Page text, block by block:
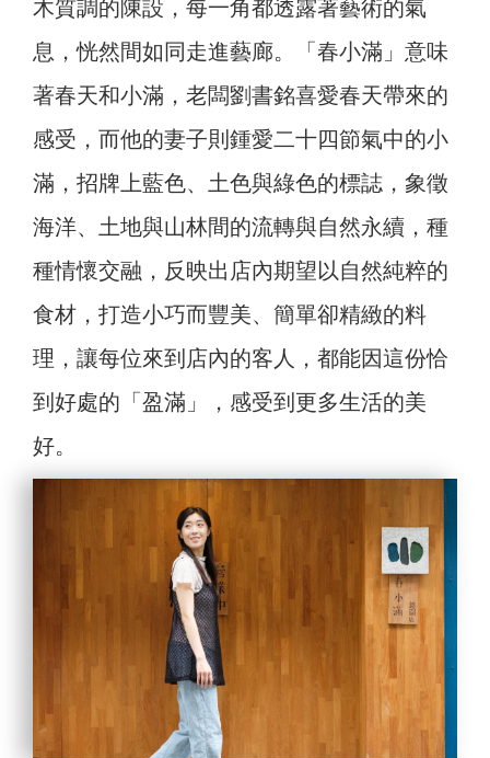
木質調的陳設，每一角都透露著藝術的氣
息，恍然間如同走進藝廊。「春小滿」意味
著春天和小滿，老闆劉書銘喜愛春天帶來的
感受，而他的妻子則鍾愛二十四節氣中的小
滿，招牌上藍色、土色與綠色的標誌，象徵
海洋、土地與山林間的流轉與自然永續，種
種情懷交融，反映出店內期望以自然純粹的
食材，打造小巧而豐美、簡單卻精緻的料
理，讓每位來到店內的客人，都能因這份恰
到好處的「盈滿」，感受到更多生活的美
好。